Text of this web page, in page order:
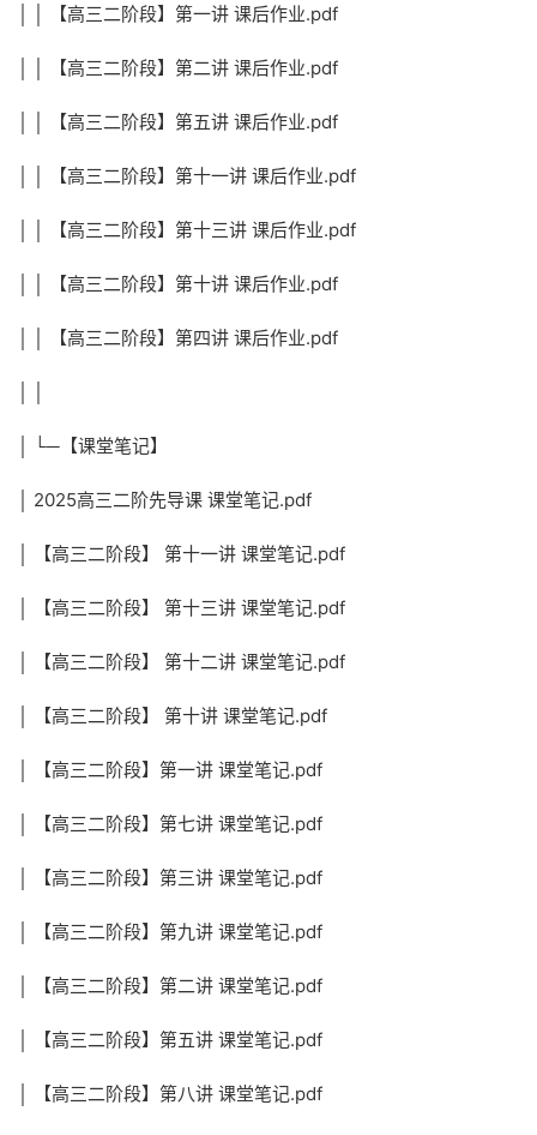
│ │ 【高三二阶段】第一讲 课后作业.pdf
│ │ 【高三二阶段】第二讲 课后作业.pdf
│ │ 【高三二阶段】第五讲 课后作业.pdf
│ │ 【高三二阶段】第十一讲 课后作业.pdf
│ │ 【高三二阶段】第十三讲 课后作业.pdf
│ │ 【高三二阶段】第十讲 课后作业.pdf
│ │ 【高三二阶段】第四讲 课后作业.pdf
│ └─【课堂笔记】
│ 2025高三二阶先导课 课堂笔记.pdf
│ 【高三二阶段】 第十一讲 课堂笔记.pdf
│ 【高三二阶段】 第十三讲 课堂笔记.pdf
│ 【高三二阶段】 第十二讲 课堂笔记.pdf
│ 【高三二阶段】 第十讲 课堂笔记.pdf
│ 【高三二阶段】第一讲 课堂笔记.pdf
│ 【高三二阶段】第七讲 课堂笔记.pdf
│ 【高三二阶段】第三讲 课堂笔记.pdf
│ 【高三二阶段】第九讲 课堂笔记.pdf
│ 【高三二阶段】第二讲 课堂笔记.pdf
│ 【高三二阶段】第五讲 课堂笔记.pdf
│ 【高三二阶段】第八讲 课堂笔记.pdf